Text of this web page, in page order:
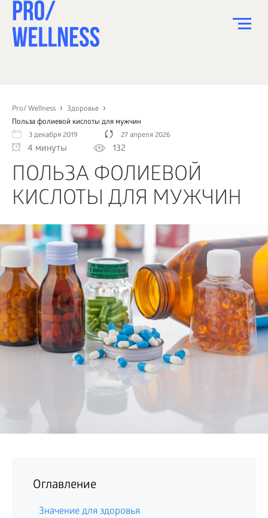
Pro/ Wellness
Здоровье
Польза фолиевой кислоты для мужчин
3 декабря 2019
27 апреля 2026
4 минуты 132
ПОЛЬЗА ФОЛИЕВОЙ
КИСЛОТЫ ДЛЯ МУЖЧИН
Оглавление
Значение для здоровья
СПОРТ
ЗДОРОВЬЕ
КРАСОТА
ПСИХОЛОГИЯ
ДЕТИ
ДОМ
КАК?
БИЗНЕС